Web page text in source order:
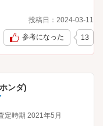
投稿日： 2024-03-11
参考になった 13
ンダ)
定時期 2021年5月